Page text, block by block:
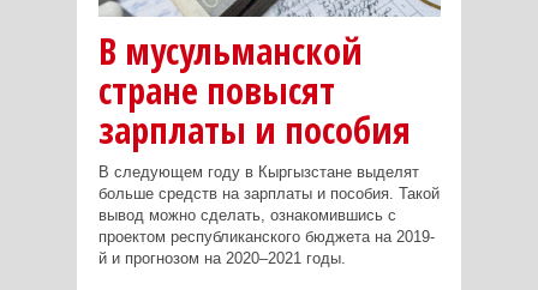
В мусульманской
стране повысят
зарплаты и пособия
В следующем году в Кыргызстане выделят
больше средств на зарплаты и пособия. Такой
вывод можно сделать, ознакомившись с
проектом республиканского бюджета на 2019-
й и прогнозом на 2020–2021 годы.